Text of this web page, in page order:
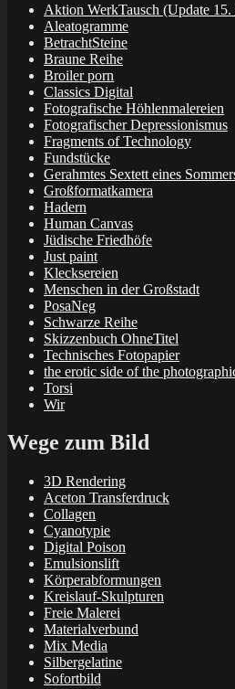
Aktion WerkTausch (Update 15.
Aleatogramme
BetrachtSteine
Braune Reihe
Broiler porn
Classics Digital
Fotografische Höhlenmalereien
Fotografischer Depressionismus
Fragments of Technology
Fundstücke
Gerahmtes Sextett eines
Großformatkamera
Hadern
Human Canvas
Jüdische Friedhöfe
Just paint
Klecksereien
Menschen in der Großstadt
PosaNeg
Schwarze Reihe
Skizzenbuch OhneTitel
Technisches Fotopapier
the erotic side of the
Torsi
Wir
Wege zum Bild
3D Rendering
Aceton Transferdruck
Collagen
Cyanotypie
Digital Poison
Emulsionslift
Körperabformungen
Kreislauf-Skulpturen
Freie Malerei
Materialverbund
Mix Media
Silbergelatine
Sofortbild